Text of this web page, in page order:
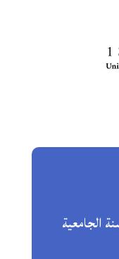
الجامعية